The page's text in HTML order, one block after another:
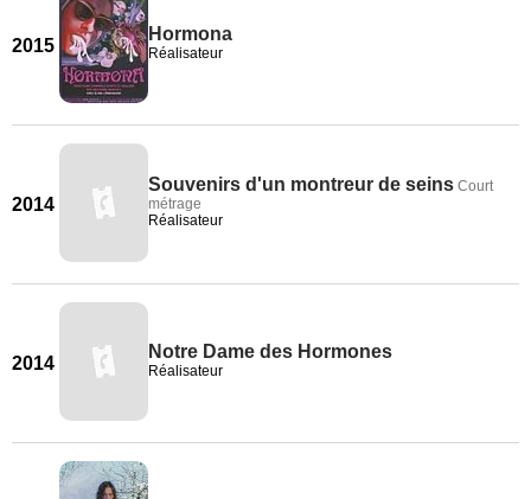
2015
Hormona
Réalisateur
2014
Souvenirs d'un montreur de seins Court
métrage
Réalisateur
2014
Notre Dame des Hormones
Réalisateur